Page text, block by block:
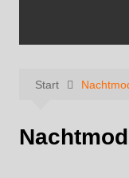
Start